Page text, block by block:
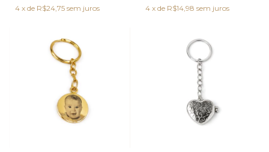
4 x de R$24,75 sem juros 4 x de R$14,98 sem juros